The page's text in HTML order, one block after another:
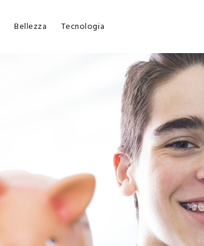
Bellezza Tecnologia